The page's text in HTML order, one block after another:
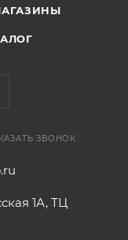
ЗВОНОК
1А, ТЦ